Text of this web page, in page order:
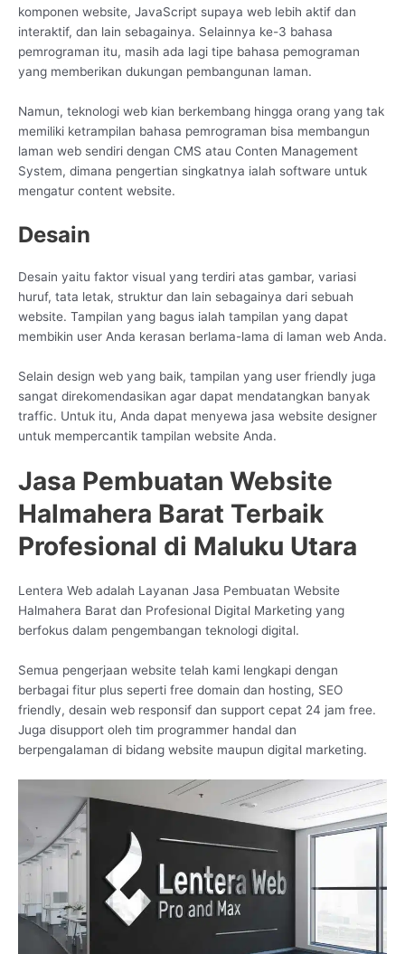
komponen website, JavaScript supaya web lebih aktif dan
interaktif, dan lain sebagainya. Selainnya ke-3 bahasa
pemrograman itu, masih ada lagi tipe bahasa pemograman
yang memberikan dukungan pembangunan laman.
Namun, teknologi web kian berkembang hingga orang yang tak
memiliki ketrampilan bahasa pemrograman bisa membangun
laman web sendiri dengan CMS atau Conten Management
System, dimana pengertian singkatnya ialah software untuk
mengatur content website.
Desain
Desain yaitu faktor visual yang terdiri atas gambar, variasi
huruf, tata letak, struktur dan lain sebagainya dari sebuah
website. Tampilan yang bagus ialah tampilan yang dapat
membikin user Anda kerasan berlama-lama di laman web Anda.
Selain design web yang baik, tampilan yang user friendly juga
sangat direkomendasikan agar dapat mendatangkan banyak
traffic. Untuk itu, Anda dapat menyewa jasa website designer
untuk mempercantik tampilan website Anda.
Jasa Pembuatan Website
Halmahera Barat Terbaik
Profesional di Maluku Utara
Lentera Web adalah Layanan Jasa Pembuatan Website
Halmahera Barat dan Profesional Digital Marketing yang
berfokus dalam pengembangan teknologi digital.
Semua pengerjaan website telah kami lengkapi dengan
berbagai fitur plus seperti free domain dan hosting, SEO
friendly, desain web responsif dan support cepat 24 jam free.
Juga disupport oleh tim programmer handal dan
berpengalaman di bidang website maupun digital marketing.